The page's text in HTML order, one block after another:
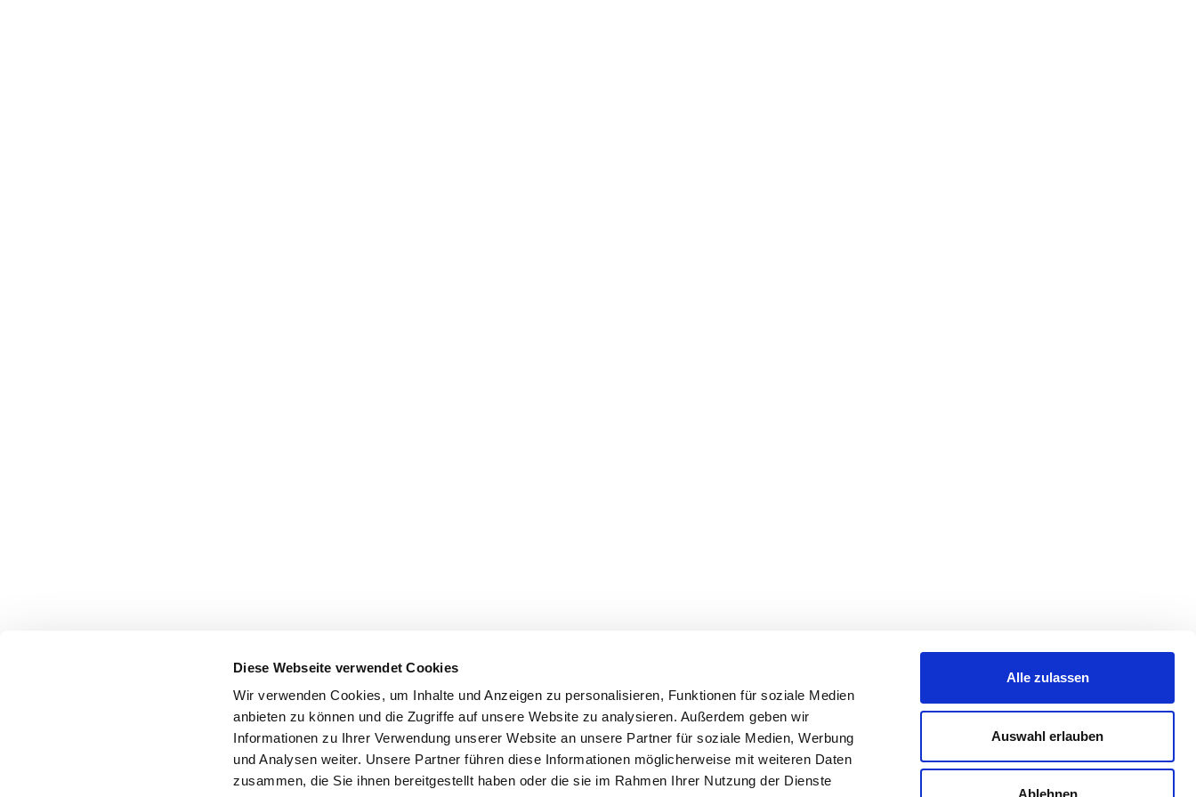
Diese Webseite verwendet Cookies
Wir verwenden Cookies, um Inhalte und Anzeigen zu personalisieren, Funktionen für soziale Medien
anbieten zu können und die Zugriffe auf unsere Website zu analysieren. Außerdem geben wir
Informationen zu Ihrer Verwendung unserer Website an unsere Partner für soziale Medien, Werbung
und Analysen weiter. Unsere Partner führen diese Informationen möglicherweise mit weiteren Daten
zusammen, die Sie ihnen bereitgestellt haben oder die sie im Rahmen Ihrer Nutzung der Dienste
Alle zulassen
Auswahl erlauben
Ablehnen